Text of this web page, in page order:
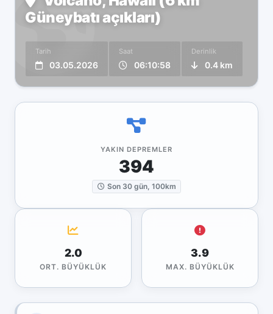
Güneybatı açıkları)
Tarih
03.05.2026
Saat
06:10:58
Derinlik
0.4 km
YAKIN DEPREMLER
394
Son 30 gün, 100km
2.0
ORT. BÜYÜKLÜK
3.9
MAX. BÜYÜKLÜK